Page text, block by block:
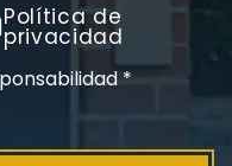
|Política de
privacidad
*